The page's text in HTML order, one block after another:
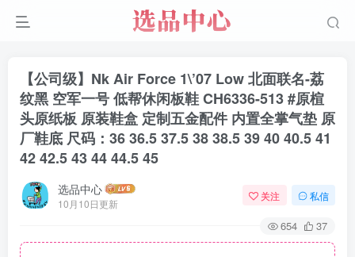
【公司级】Nk Air Force 1\’07 Low 北面联名-荔
纹黑 空军一号 低帮休闲板鞋 CH6336-513 #原楦
头原纸板 原装鞋盒 定制五金配件 内置全掌气垫 原
厂鞋底 尺码：36 36.5 37.5 38 38.5 39 40 40.5 41
42 42.5 43 44 44.5 45
选品中心
10月10日更新
关注 私信
654 37